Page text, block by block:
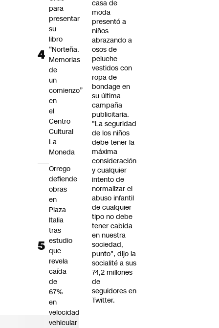
casa de
moda
presentó a
niños
abrazando a
osos de
peluche
vestidos con
ropa de
bondage en
su última
campaña
publicitaria.
"La seguridad
de los niños
debe tener la
máxima
consideración
y cualquier
intento de
normalizar el
abuso infantil
de cualquier
tipo no debe
tener cabida
en nuestra
sociedad,
punto", dijo la
socialité a sus
74,2 millones
de
seguidores en
Twitter.
para
presentar
su
libro
“Norteña.
Memorias
de
un
comienzo”
en
el
Centro
Cultural
La
Moneda
Orrego
defiende
obras
en
Plaza
Italia
tras
estudio
que
revela
caída
de
67%
en
velocidad
vehicular